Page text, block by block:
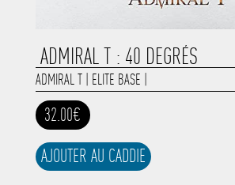
ADMIRAL T : 40 DEGRÉS
ADMIRAL T| ELITE BASE
32.00€
AJOUTER AU CADDIE